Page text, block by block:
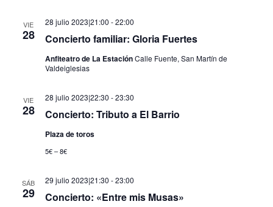
VIE
28 Concierto familiar: Gloria Fuertes
28 julio 2023|21:00 -22:00
Anfiteatro de La EstaciónCalle Fuente, San Martín de
Valdeiglesias
VIE
28 Concierto: Tributo a El Barrio
28 julio 2023|22:30 -23:30
Plaza de toros
5€ – 8€
SÁB
29 Concierto: «Entre mis Musas»
29 julio 2023|21:30 -23:00